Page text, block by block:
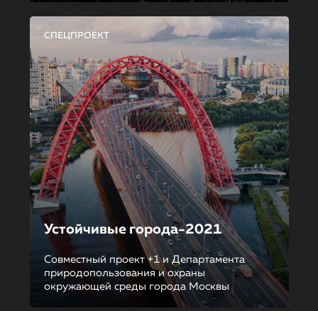
СПЕЦПРОЕКТ
Устойчивые города-2021
Совместный проект +1 и Департамента
природопользования и охраны
окружающей среды города Москвы